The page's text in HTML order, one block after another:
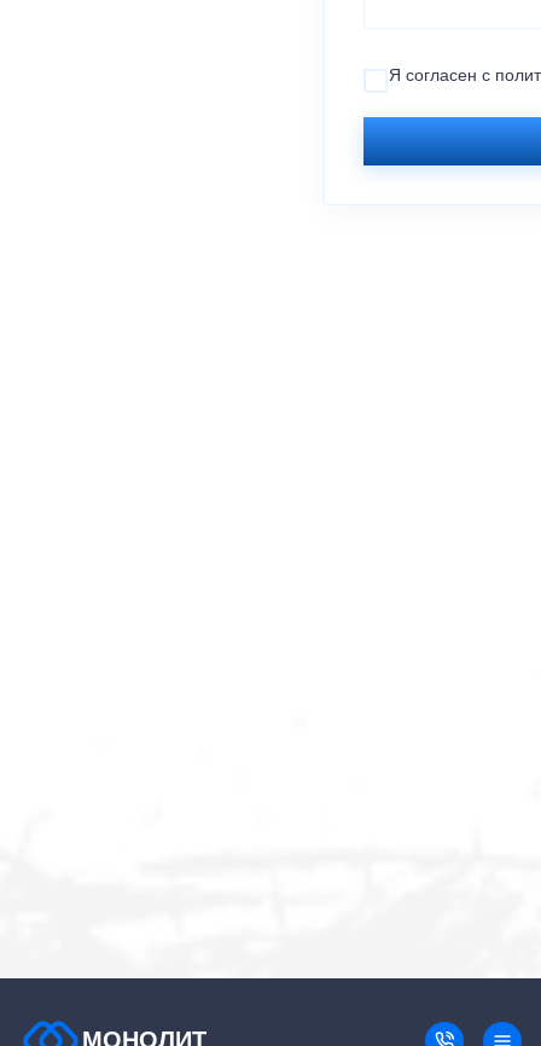
Я согласен с
МОНОЛИТ